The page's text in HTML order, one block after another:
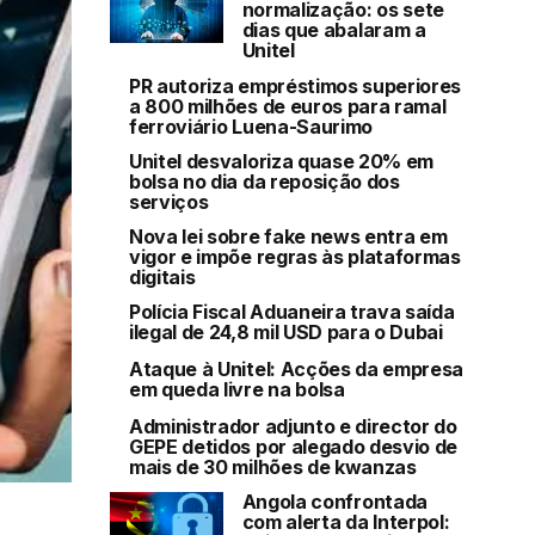
normalização: os sete
dias que abalaram a
Unitel
PR autoriza empréstimos superiores
a 800 milhões de euros para ramal
ferroviário Luena-Saurimo
Unitel desvaloriza quase 20% em
bolsa no dia da reposição dos
serviços
Nova lei sobre fake news entra em
vigor e impõe regras às plataformas
digitais
Polícia Fiscal Aduaneira trava saída
ilegal de 24,8 mil USD para o Dubai
Ataque à Unitel: Acções da empresa
em queda livre na bolsa
Administrador adjunto e director do
GEPE detidos por alegado desvio de
mais de 30 milhões de kwanzas
Angola confrontada
com alerta da Interpol: